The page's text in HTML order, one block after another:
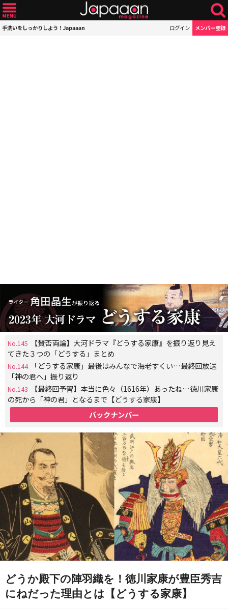
手洗いをしっかりしよう！Japaaan ログイン メンバー登録
No.145
【賛否両論】大河ドラマ『どうする家康』を振り返り見え
てきた３つの「どうする」まとめ
No.144
「どうする家康」最後はみんなで海老すくい…最終回放送
「神の君へ」振り返り
No.143
【最終回予習】本当に色々（1616年）あったね…徳川家康
の死から「神の君」となるまで【どうする家康】
バックナンバー
どうか殿下の陣羽織を！徳川家康が豊臣秀吉
にねだった理由とは【どうする家康】